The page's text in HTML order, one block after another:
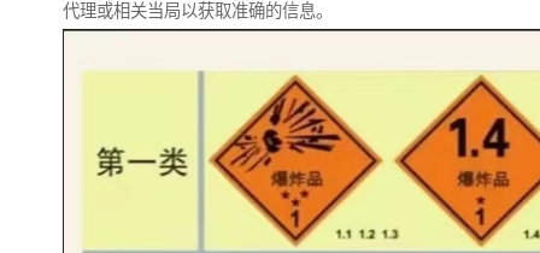
代理或相关当局以获取准确的信息。